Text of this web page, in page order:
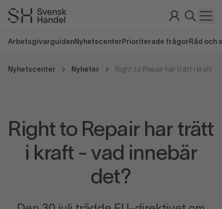
Arbetsgivarguiden Nyhetscenter Prioriterade frågor Råd och
Nyhetscenter Nyheter Right to Repair har trätt i kraft -
Right to Repair har trätt
i kraft - vad innebär
det?